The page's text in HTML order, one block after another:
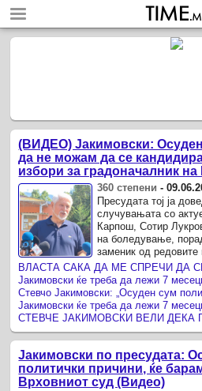
(ВИДЕО) Јакимовски:
да не можам да се
избори за градоначалник
360 степени -
Пресудата тој ја
случувањата со
Карпош, Сотир
на боледување,
заменик од редовите
Општината.
Јакимовски по пресудата:
политички причини, ќе
Врховниот суд (Видео)